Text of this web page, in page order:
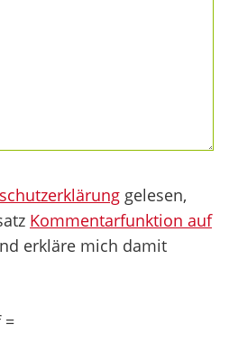
gelesen,
Kommentarfunktion auf
erkläre mich damit
=